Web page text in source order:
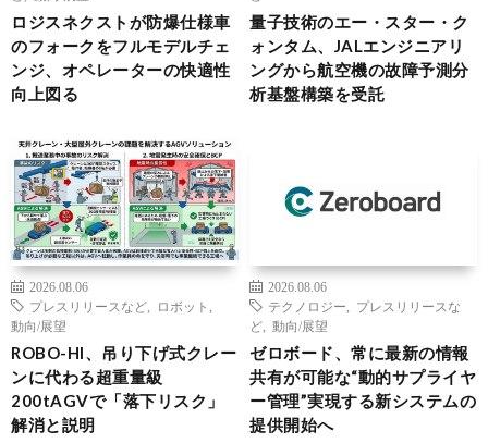
ロジスネクストが防爆仕様車
のフォークをフルモデルチェ
ンジ、オペレーターの快適性
向上図る
量子技術のエー・スター・ク
ォンタム、JALエンジニアリ
ングから航空機の故障予測分
析基盤構築を受託
2026.08.06
プレスリリースなど
ロボット
動向/展望
ROBO-HI、吊り下げ式クレー
ンに代わる超重量級
200tAGVで「落下リスク」
解消と説明
2026.08.06
テクノロジー
プレスリリースな
ど
動向/展望
ゼロボード、常に最新の情報
共有が可能な“動的サプライヤ
ー管理”実現する新システムの
提供開始へ